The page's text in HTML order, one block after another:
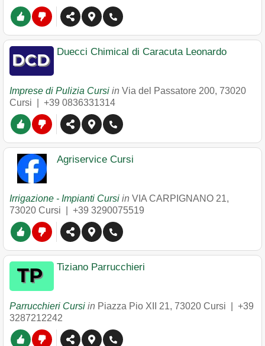
Duecci Chimical di Caracuta Leonardo
Imprese di Pulizia Cursi in Via del Passatore 200, 73020
Cursi
+39 0836331314
Agriservice Cursi
Irrigazione - Impianti Cursi in VIA CARPIGNANO 21,
73020 Cursi +39 3290075519
Tiziano Parrucchieri
Parrucchieri Cursi in Piazza Pio XII 21, 73020 Cursi
+39
3287212242